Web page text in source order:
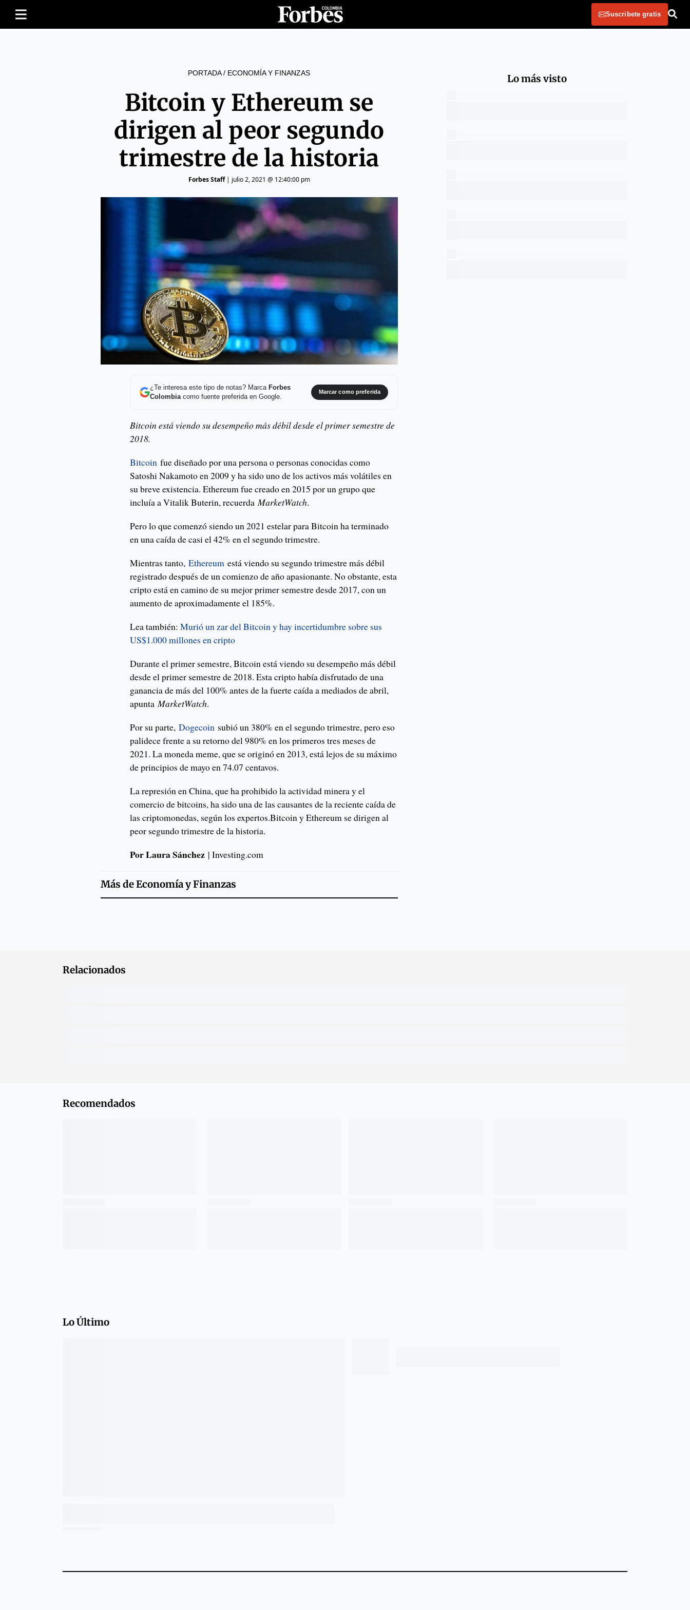
Suscribete gratis
PORTADA/ ECONOMÍA Y FINANZAS
Bitcoin y Ethereum se
dirigen al peor segundo
trimestre de la historia
Forbes Staff| julio 2, 2021 @ 12:40:00 pm
¿Te interesa este tipo de notas? Marca Forbes
Colombiacomo fuente preferida en Google.
Marcar como preferida
Bitcoin está viendo su desempeño más débil desde el primer semestre de
2018.
Bitcoin fue diseñado por una persona o personas conocidas como
Satoshi Nakamoto en 2009 y ha sido uno de los activos más volátiles en
su breve existencia. Ethereum fue creado en 2015 por un grupo que
incluía a Vitalik Buterin, recuerdaMarketWatch.
Pero lo que comenzó siendo un 2021 estelar para Bitcoin ha terminado
en una caída de casi el 42% en el segundo trimestre.
Mientras tanto,Ethereum está viendo su segundo trimestre más débil
registrado después de un comienzo de año apasionante. No obstante, esta
cripto está en camino de su mejor primer semestre desde 2017, con un
aumento de aproximadamente el 185%.
Lea también:Murió un zar del Bitcoin y hay incertidumbre sobre sus
US$1.000 millones en cripto
Durante el primer semestre, Bitcoin está viendo su desempeño más débil
desde el primer semestre de 2018. Esta cripto había disfrutado de una
ganancia de más del 100% antes de la fuerte caída a mediados de abril,
apuntaMarketWatch.
Por su parte,Dogecoin subió un 380% en el segundo trimestre, pero eso
palidece frente a su retorno del 980% en los primeros tres meses de
2021. La moneda meme, que se originó en 2013, está lejos de su máximo
de principios de mayo en 74.07 centavos.
La represión en China, que ha prohibido la actividad minera y el
comercio de bitcoins, ha sido una de las causantes de la reciente caída de
las criptomonedas, según los expertos.Bitcoin y Ethereum se dirigen al
peor segundo trimestre de la historia.
Por Laura Sánchez | Investing.com
Más deEconomía y Finanzas
Lo más visto
Relacionados
Recomendados
Lo Último